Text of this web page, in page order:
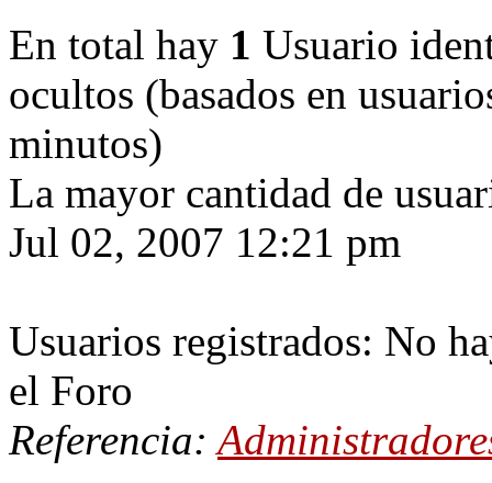
En total hay 1 Usuario
ocultos (basados en
minutos)
La mayor cantidad de
Jul 02, 2007 12:21 pm
Usuarios registrados: No
el Foro
Referencia: